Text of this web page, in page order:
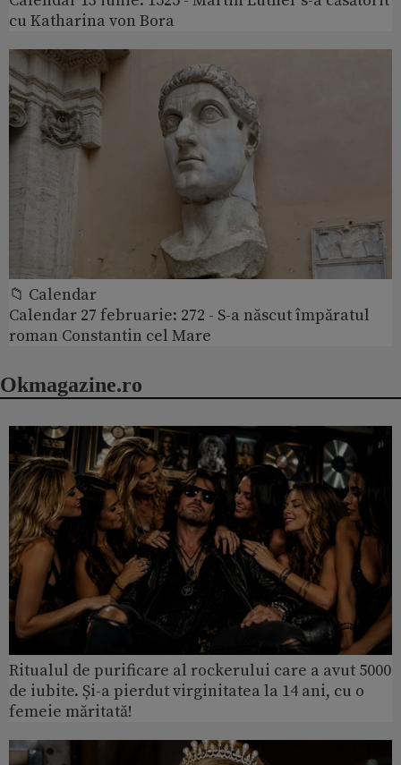
cu Katharina von Bora
📁 Calendar
Calendar 27 februarie: 272 - S-a născut împăratul
roman Constantin cel Mare
Okmagazine.ro
Ritualul de purificare al rockerului care a avut 5000
de iubite. Și-a pierdut virginitatea la 14 ani, cu o
femeie măritată!